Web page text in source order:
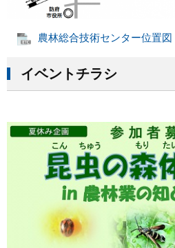
農林総合技術センター位置図
イベントチラシ